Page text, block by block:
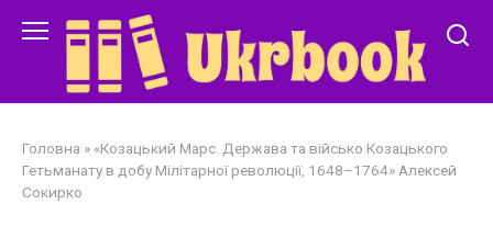
Головна » «Козацький Марс. Держава та військо Козацького
Гетьманату в добу Мілітарної революції, 1648–1764» Алексей
Сокирко